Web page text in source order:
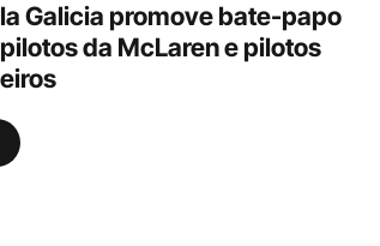
Galicia promove bate-papo
da McLaren e pilotos